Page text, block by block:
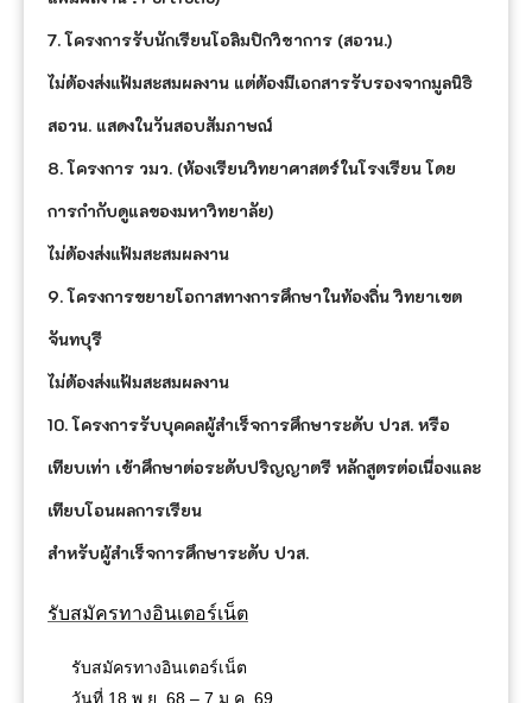
7. โครงการรับนักเรียนโอลิมปิกวิชาการ (สอวน.)
ไม่ต้องส่งแฟ้มสะสมผลงาน แต่ต้องมีเอกสารรับรองจากมูลนิธิ
สอวน. แสดงในวันสอบสัมภาษณ์
8. โครงการ วมว. (ห้องเรียนวิทยาศาสตร์ในโรงเรียน โดย
การกำกับดูแลของมหาวิทยาลัย)
ไม่ต้องส่งแฟ้มสะสมผลงาน
9. โครงการขยายโอกาสทางการศึกษาในท้องถิ่น วิทยาเขต
จันทบุรี
ไม่ต้องส่งแฟ้มสะสมผลงาน
10. โครงการรับบุคคลผู้สำเร็จการศึกษาระดับ ปวส. หรือ
เทียบเท่า เข้าศึกษาต่อระดับปริญญาตรี หลักสูตรต่อเนื่องและ
เทียบโอนผลการเรียน
สำหรับผู้สำเร็จการศึกษาระดับ ปวส.
รับสมัครทางอินเตอร์เน็ต
รับสมัครทางอินเตอร์เน็ต
วันที่ 18 พ.ย. 68 – 7 ม.ค. 69